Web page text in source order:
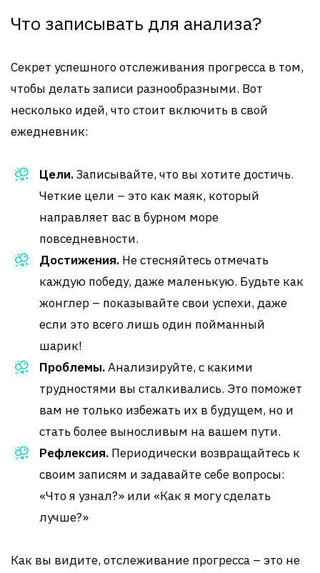
Что записывать для анализа?
Секрет успешного отслеживания прогресса в том,
чтобы делать записи разнообразными. Вот
несколько идей, что стоит включить в свой
ежедневник:
Цели.Записывайте, что вы хотите достичь.
Четкие цели – это как маяк, который
направляет вас в бурном море
повседневности.
Достижения. Не стесняйтесь отмечать
каждую победу, даже маленькую. Будьте как
жонглер – показывайте свои успехи, даже
если это всего лишь один пойманный
шарик!
Проблемы.Анализируйте, с какими
трудностями вы сталкивались. Это поможет
вам не только избежать их в будущем, но и
стать более выносливым на вашем пути.
Рефлексия. Периодически возвращайтесь к
своим записям и задавайте себе вопросы:
«Что я узнал?» или «Как я могу сделать
лучше?»
Как вы видите, отслеживание прогресса – это не